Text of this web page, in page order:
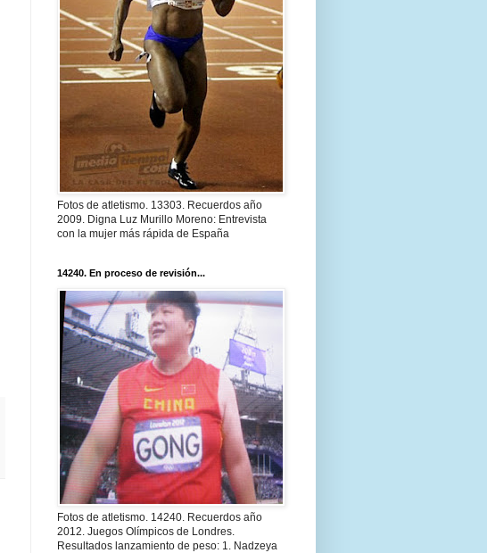
Fotos de atletismo. 13303. Recuerdos año
2009. Digna Luz Murillo Moreno: Entrevista
con la mujer más rápida de España
14240. En proceso de revisión...
Fotos de atletismo. 14240. Recuerdos año
2012. Juegos Olímpicos de Londres.
Resultados lanzamiento de peso: 1. Nadzeya